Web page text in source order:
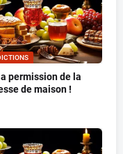
permission de la
de maison !